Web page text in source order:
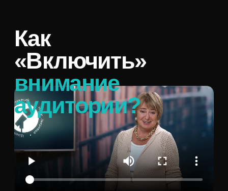
ЭтоТОП-5 инструментов, которые
помогут вам включить внимание
аудитории. Чем больше инструментов
вы используете в своем выступлении,
Как
«Включить»
внимание
аудитории?